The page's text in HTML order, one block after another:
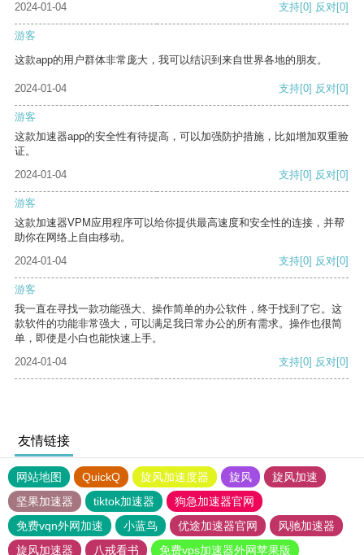
2024-01-04 支持[0] 反对[0]
游客
这款app的用户群体非常庞大，我可以结识到来自世界各地的朋友。
2024-01-04 支持[0] 反对[0]
游客
这款加速器app的安全性有待提高，可以加强防护措施，比如增加双重验
证。
2024-01-04
支持[0] 反对[0]
游客
这款加速器VPM应用程序可以给你提供最高速度和安全性的连接，并帮
助你在网络上自由移动。
2024-01-04
支持[0] 反对[0]
游客
我一直在寻找一款功能强大、操作简单的办公软件，终于找到了它。这
款软件的功能非常强大，可以满足我日常办公的所有需求。操作也很简
单，即使是小白也能快速上手。
2024-01-04
支持[0] 反对[0]
友情链接
网站地图 QuickQ 旋风加速度器 旋风
旋风加速
坚果加速器
tiktok加速器
狗急加速器官网
免费vqn外网加速
小蓝鸟 优途加速器官网
风驰加速器
旋风加速器
八戒看书 免费vps加速器外网苹果版